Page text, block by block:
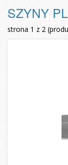
SZYNY
strona 1 z 2